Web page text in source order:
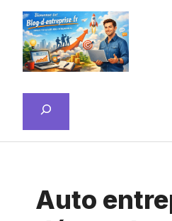
Aller
contenu
Auto